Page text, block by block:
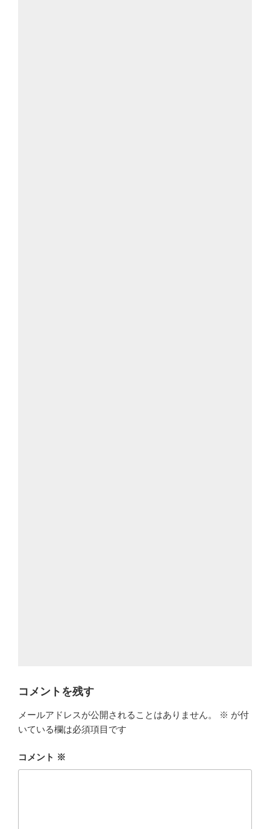
コメントを残す
メールアドレスが公開されることはありません。 ※ が付
いている欄は必須項目です
コメント ※